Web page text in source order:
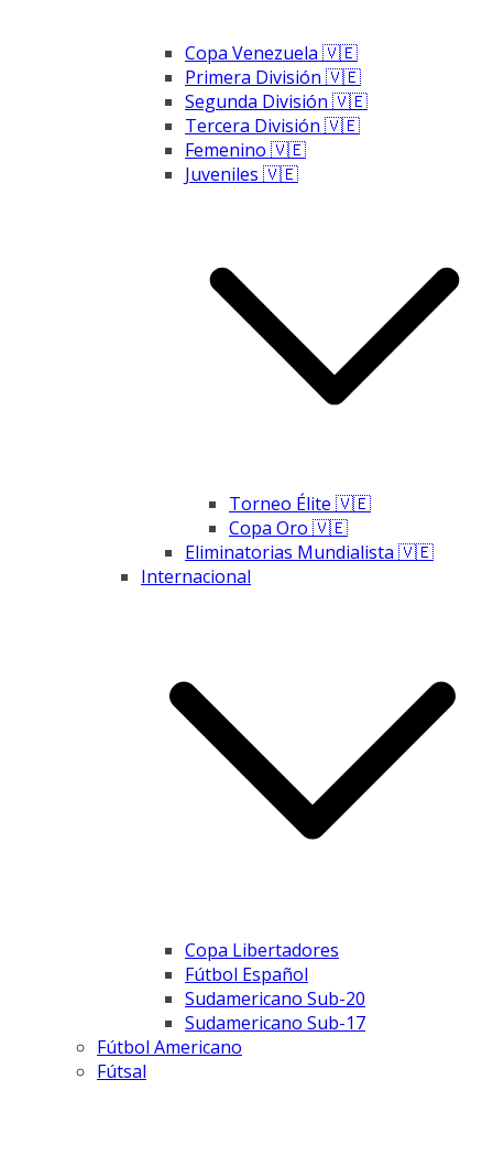
Copa Venezuela 🇻🇪
Primera División 🇻🇪
Segunda División 🇻🇪
Tercera División 🇻🇪
Femenino 🇻🇪
Juveniles 🇻🇪
Torneo Élite 🇻🇪
Copa Oro 🇻🇪
Eliminatorias Mundialista 🇻🇪
Internacional
Copa Libertadores
Fútbol Español
Sudamericano Sub-20
Sudamericano Sub-17
Fútbol Americano
Fútsal